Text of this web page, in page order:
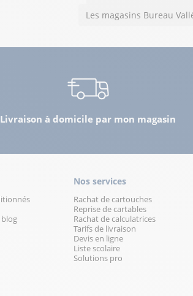
Les magasins Bureau
Livraison à domicile par mon magasin
blog
Nos services
Rachat de cartouches
Reprise de cartables
Rachat de calculatrices
Tarifs de livraison
Devis en ligne
Liste scolaire
Solutions pro